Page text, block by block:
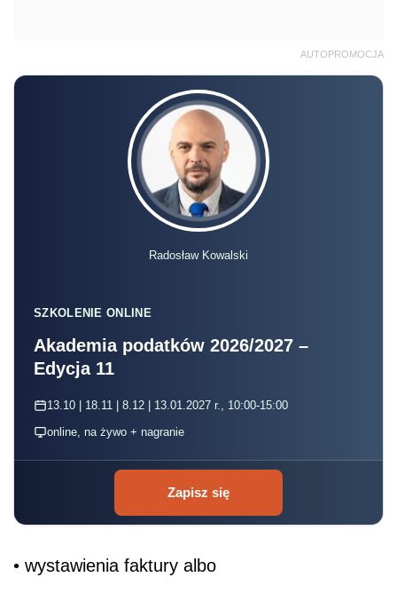
AUTOPROMOCJA
Radosław Kowalski
SZKOLENIE ONLINE
Akademia podatków 2026/2027 –
Edycja 11
13.10 | 18.11 | 8.12 | 13.01.2027 r., 10:00-15:00
online, na żywo + nagranie
Zapisz się
• wystawienia faktury albo